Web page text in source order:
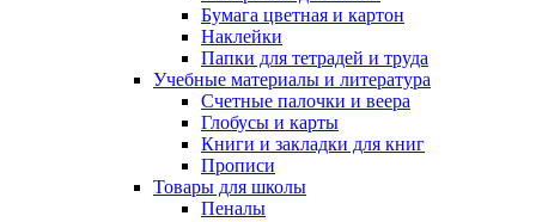
Бумага цветная и картон
Наклейки
Папки для тетрадей и труда
Учебные материалы и литература
Счетные палочки и веера
Глобусы и карты
Книги и закладки для книг
Прописи
Товары для школы
Пеналы